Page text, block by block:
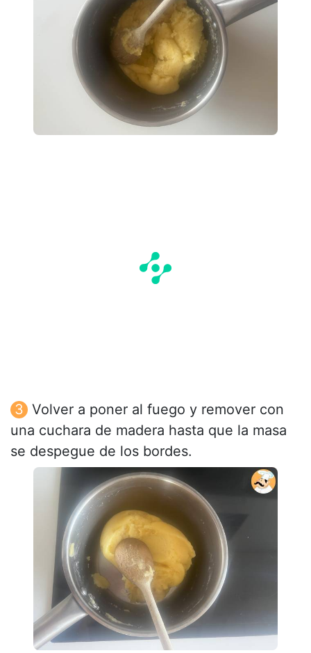
Volver a poner al fuego y remover con
una cuchara de madera hasta que la masa
se despegue de los bordes.